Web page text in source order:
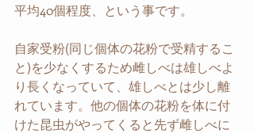
平均40個程度、という事です。
自家受粉(同じ個体の花粉で受精するこ
と)を少なくするため雌しべは雄しべよ
り長くなっていて、雄しべとは少し離
れています。他の個体の花粉を体に付
けた昆虫がやってくると先ず雌しべに